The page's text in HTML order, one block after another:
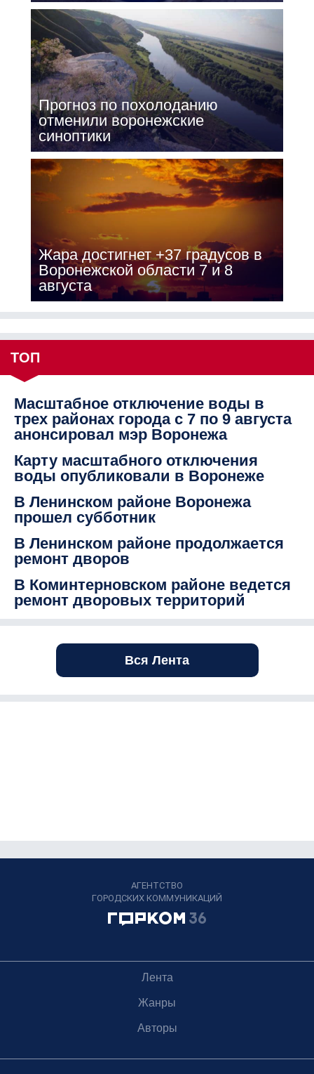
Прогноз по похолоданию
отменили воронежские
синоптики
Жара достигнет +37 градусов в
Воронежской области 7 и 8
августа
ТОП
Масштабное отключение воды в
трех районах города с 7 по 9 августа
анонсировал мэр Воронежа
Карту масштабного отключения
воды опубликовали в Воронеже
В Ленинском районе Воронежа
прошел субботник
В Ленинском районе продолжается
ремонт дворов
В Коминтерновском районе ведется
ремонт дворовых территорий
Вся Лента
АГЕНТСТВО
ГОРОДСКИХ КОММУНИКАЦИЙ
Лента
Жанры
Авторы